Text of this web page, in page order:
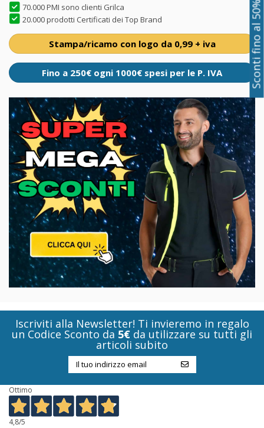
70.000 PMI sono clienti Grilca
20.000 prodotti Certificati dei Top Brand
Stampa/ricamo con logo da 0,99 + iva
Fino a 250€ ogni 1000€ spesi per le P. IVA
Iscriviti alla Newsletter! Ti invieremo in regalo
un Codice Sconto da 5€ da utilizzare su tutti gli
articoli subito
Ottimo
4,8/5
Sconti fino al 50%